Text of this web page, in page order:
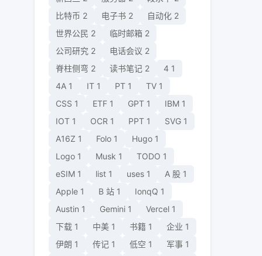
比特币 2 电子书 2 自动化 2
世界公民 2 临时邮箱 2
公司研究 2 电话会议 2
脊柱侧弯 2 读书笔记 2 4 1
4A 1 IT 1 PT 1 TV 1
CSS 1 ETF 1 GPT 1 IBM 1
IOT 1 OCR 1 PPT 1 SVG 1
A16Z 1 Folo 1 Hugo 1
Logo 1 Musk 1 TODO 1
eSIM 1 list 1 uses 1 A 股 1
Apple 1 B 站 1 IonqQ 1
Austin 1 Gemini 1 Vercel 1
下载 1 中美 1 书籍 1 企业 1
伊朗 1 传记 1 低空 1 军事 1